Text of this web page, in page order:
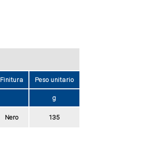
Finitura Peso unitario
g
Nero 135